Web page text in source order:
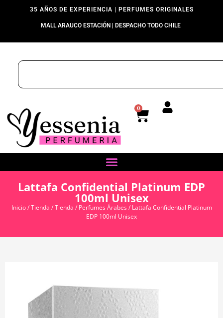
35 AÑOS DE EXPERIENCIA | PERFUMES ORIGINALES
MALL ARAUCO ESTACIÓN | DESPACHO TODO CHILE
0
Lattafa Confidential Platinum EDP
100ml Unisex
Inicio/Tienda /Tienda / Perfumes Árabes/ Lattafa Confidential Platinum
EDP 100ml Unisex